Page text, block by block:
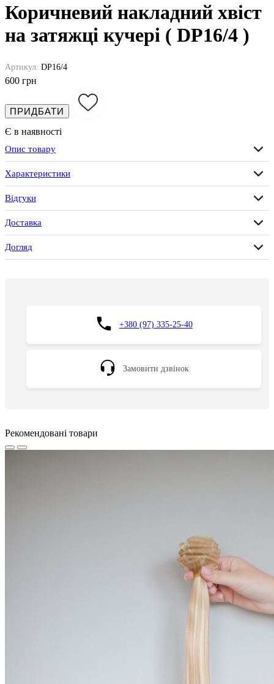
Коричневий накладний хвіст
на затяжці кучері ( DP16/4 )
Артикул: DP16/4
600 грн
ПРИДБАТИ
Є в наявності
Опис товару
Характеристики
Відгуки
Доставка
Догляд
+380 (97) 335-25-40
Замовити дзвінок
Рекомендовані товари